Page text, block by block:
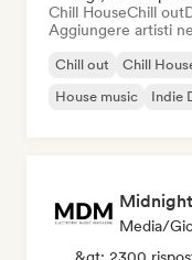
Chill HouseChill out
Aggiungere artisti
Chill out Chill
House music
Indie
Media/